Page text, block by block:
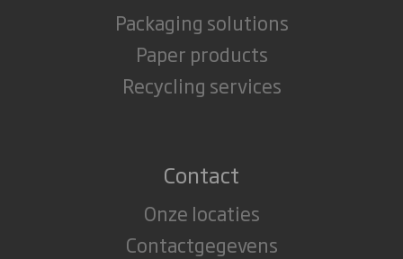
Packaging solutions
Paper products
Recycling services
Contact
Onze locaties
Contactgegevens